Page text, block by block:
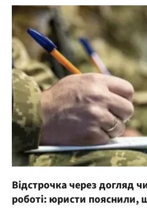
Відстрочка через догляд
роботі: юристи пояснили,